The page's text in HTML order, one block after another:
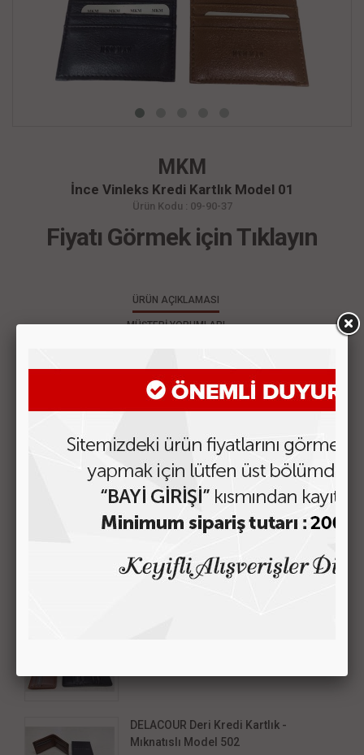
MKM
İnce Vinleks Kredi Kartlık Model 01
Ürün Kodu : 09-90-37
Fiyatı Görmek için Tıklayın
ÜRÜN AÇIKLAMASI
MÜŞTERİ YORUMLARI
Ürünümz yerli imalattır. Suni deriden imal edilmiştir.
Promosyon siparişleriniz için müşteri temsilcilerimizi
çekinmeden arayabilirsiniz.
BENZER ÜRÜNLER
3484 OTOMATİK KARTLIK
Fiyatı Görmek için Tıklayın
DELACOUR Deri Kredi Kartlık -
Mıknatıslı Model 502